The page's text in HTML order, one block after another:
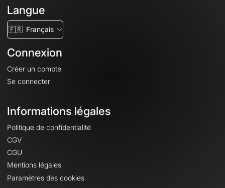
Langue
🇫🇷 Français
Connexion
Créer un compte
Se connecter
Informations légales
Politique de confidentialité
CGV
CGU
Mentions légales
Paramètres des cookies